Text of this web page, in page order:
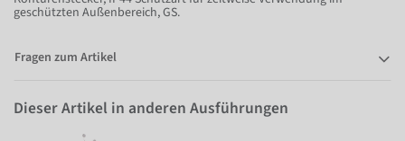
geschützten Außenbereich, GS.
Fragen zum Artikel
Dieser Artikel in anderen Ausführungen